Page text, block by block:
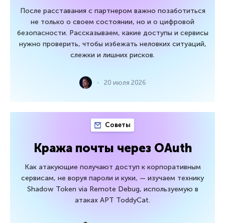
После расставания с партнером важно позаботиться
не только о своем состоянии, но и о цифровой
безопасности. Рассказываем, какие доступы и сервисы
нужно проверить, чтобы избежать неловких ситуаций,
слежки и лишних рисков.
20 июля 2026
Советы
Кража почты через OAuth
Как атакующие получают доступ к корпоративным
сервисам, не воруя пароли и куки, — изучаем технику
Shadow Token via Remote Debug, используемую в
атаках APT ToddyCat.